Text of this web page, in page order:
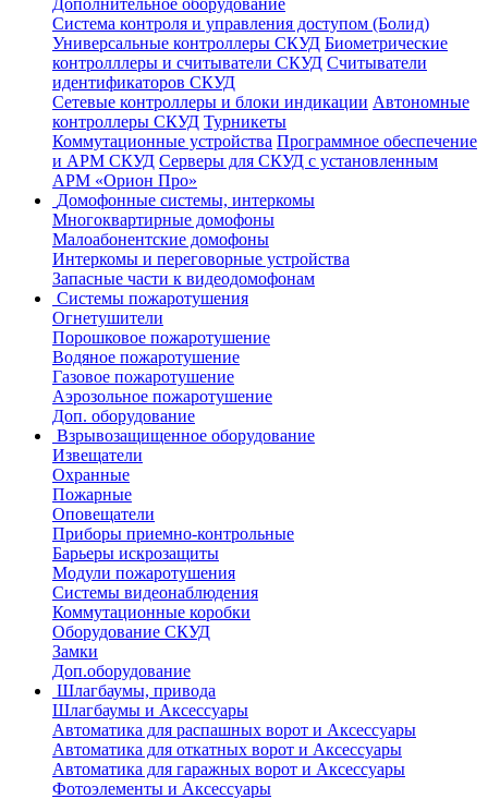
Дополнительное оборудование
Система контроля и управления доступом (Болид)
Универсальные контроллеры СКУД Биометрические
контролллеры и считыватели СКУД Считыватели
идентификаторов СКУД
Сетевые контроллеры и блоки индикации Автономные
контроллеры СКУД Турникеты
Коммутационные устройства Программное обеспечение
и АРМ СКУД Серверы для СКУД с установленным
АРМ «Орион Про»
Домофонные системы, интеркомы
Многоквартирные домофоны
Малоабонентские домофоны
Интеркомы и переговорные устройства
Запасные части к видеодомофонам
Системы пожаротушения
Огнетушители
Порошковое пожаротушение
Водяное пожаротушение
Газовое пожаротушение
Аэрозольное пожаротушение
Доп. оборудование
Взрывозащищенное оборудование
Извещатели
Охранные
Пожарные
Оповещатели
Приборы приемно-контрольные
Барьеры искрозащиты
Модули пожаротушения
Системы видеонаблюдения
Коммутационные коробки
Оборудование СКУД
Замки
Доп.оборудование
Шлагбаумы, привода
Шлагбаумы и Аксессуары
Автоматика для распашных ворот и Аксессуары
Автоматика для откатных ворот и Аксессуары
Автоматика для гаражных ворот и Аксессуары
Фотоэлементы и Аксессуары